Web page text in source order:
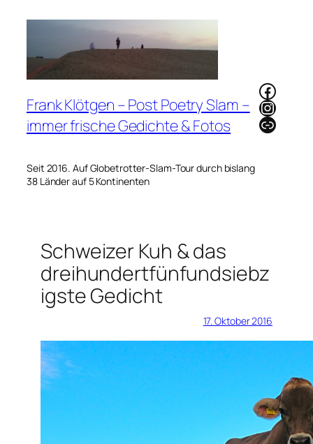
Frank Klötgen – Post Poetry Slam –
immer frische Gedichte & Fotos
Seit 2016. Auf Globetrotter-Slam-Tour durch bislang
38 Länder auf 5 Kontinenten
Link
Schweizer Kuh & das
dreihundertfünfundsiebz
igste Gedicht
17. Oktober 2016